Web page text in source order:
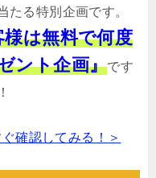
たる特別企画です。
は無料で何度
ント企画』です
確認してみる！＞